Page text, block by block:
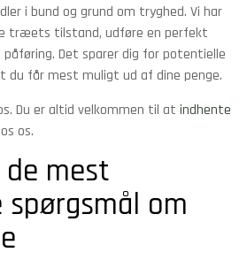
i bund og grund om tryghed. Vi har
træets tilstand, udføre en perfekt
Det sparer dig for potentielle
du får mest muligt ud af dine penge.
Du er altid velkommen til at indhente
os.
de mest
om